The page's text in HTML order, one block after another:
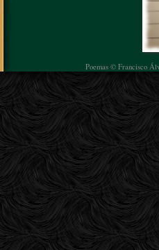
Poemas © Francisco